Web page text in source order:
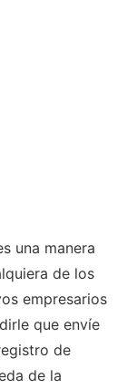
una manera
de los
empresarios
que envíe
de
de la